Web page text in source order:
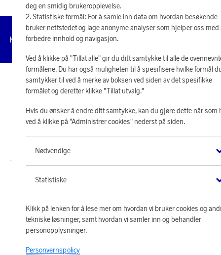
deg en smidig brukeropplevelse.
Statistiske formål: For å samle inn data om hvordan besøkende
bruker nettstedet og lage anonyme analyser som hjelper oss med
forbedre innhold og navigasjon.
Ved å klikke på "Tillat alle" gir du ditt samtykke til alle de
formålene. Du har også muligheten til å spesifisere hvilke formål
samtykker til ved å merke av boksen ved siden av det spesifikke
formålet og deretter klikke "Tillat utvalg."
Hvis du ønsker å endre ditt samtykke, kan du gjøre dette når som
ved å klikke på "Administrer cookies" nederst på siden.
Nødvendige
Statistiske
Klikk på lenken for å lese mer om hvordan vi bruker cookies og
tekniske løsninger, samt hvordan vi samler inn og behandler
personopplysninger.
Personvernspolicy
Kundeservice Vilkår Personvernpolicy
© 2026 Scandinavian Airlines System-Denmark-Norway-Sweden, org.nr
902001-7720, 195 87 Stockholm
Butikk SAS EuroBonus drives av Crossroads Loyalty Solutions AS (Postboks
Copyright © 2026 Crossroads Loyalty Solutions AS. Alle rettigheter